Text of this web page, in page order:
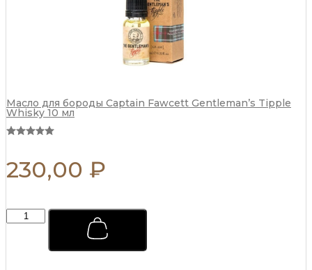
Масло для бороды Captain Fawcett Gentleman’s Tipple
Whisky 10 мл
230,00 ₽
Тоник
для